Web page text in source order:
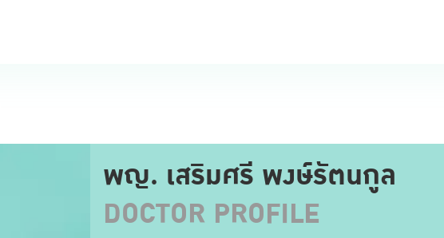
พญ. เสริมศรี พงษ์รัตนกูล
DOCTOR PROFILE